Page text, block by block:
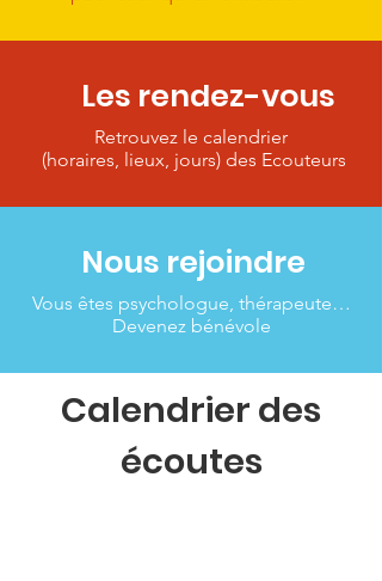
Les rendez-vous
Retrouvez le calendrier
(horaires, lieux, jours) des Ecouteurs
Nous rejoindre
Vous êtes psychologue, thérapeute…
Devenez bénévole
Calendrier des
écoutes